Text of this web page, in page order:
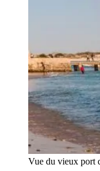
Vue du vieux port